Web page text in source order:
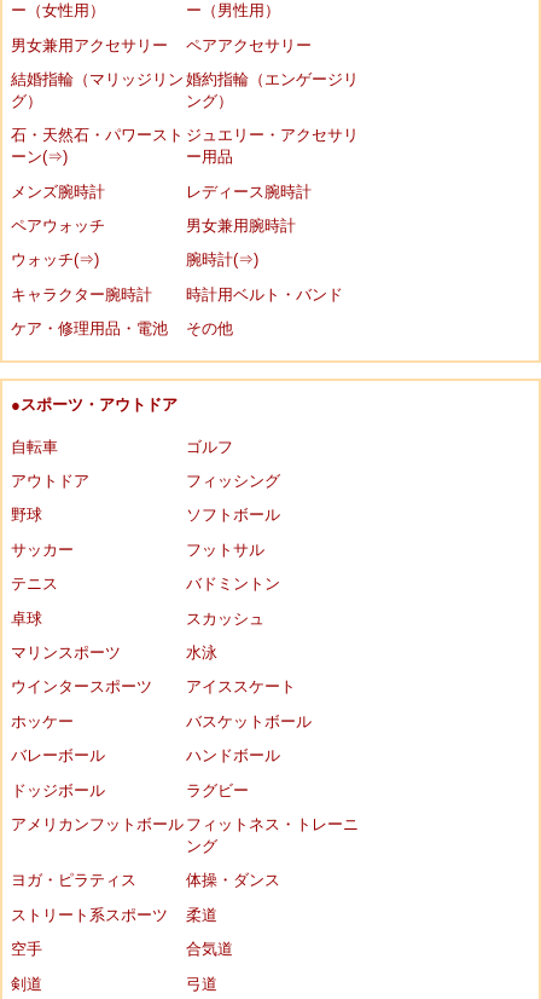
ー（女性用）
ー（男性用）
男女兼用アクセサリー
ペアアクセサリー
結婚指輪（マリッジリン
グ）
婚約指輪（エンゲージリ
ング）
石・天然石・パワースト
ーン(⇒)
ジュエリー・アクセサリ
ー用品
メンズ腕時計
レディース腕時計
ペアウォッチ
男女兼用腕時計
ウォッチ(⇒)
腕時計(⇒)
キャラクター腕時計
時計用ベルト・バンド
ケア・修理用品・電池
その他
●スポーツ・アウトドア
自転車
ゴルフ
アウトドア
フィッシング
野球
ソフトボール
サッカー
フットサル
テニス
バドミントン
卓球
スカッシュ
マリンスポーツ
水泳
ウインタースポーツ
アイススケート
ホッケー
バスケットボール
バレーボール
ハンドボール
ドッジボール
ラグビー
アメリカンフットボール フィットネス・トレーニ
ング
ヨガ・ピラティス
体操・ダンス
ストリート系スポーツ
柔道
空手
合気道
剣道
弓道